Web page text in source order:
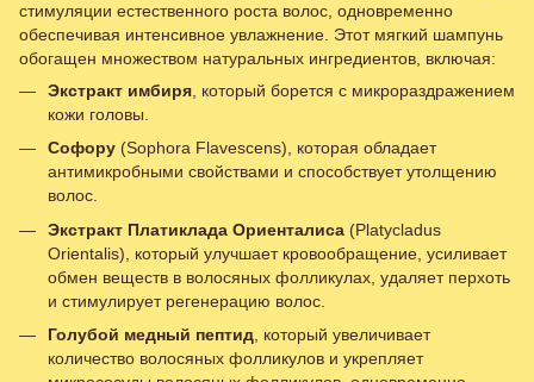
стимуляции естественного роста волос, одновременно
обеспечивая интенсивное увлажнение. Этот мягкий шампунь
обогащен множеством натуральных ингредиентов, включая:
Экстракт имбиря , который борется с микрораздражением
кожи головы.
Софору (Sophora Flavescens), которая обладает
антимикробными свойствами и способствует утолщению
волос.
Экстракт Платиклада Ориенталиса (Platycladus
Orientalis), который улучшает кровообращение, усиливает
обмен веществ в волосяных фолликулах, удаляет перхоть
и стимулирует регенерацию волос.
Голубой медный пептид, который увеличивает
количество волосяных фолликулов и укрепляет